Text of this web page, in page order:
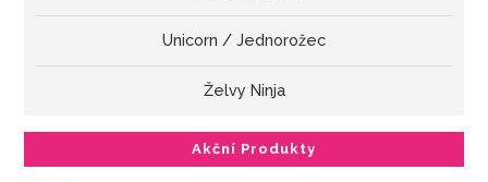
Unicorn / Jednorožec
Želvy Ninja
Akční Produkty